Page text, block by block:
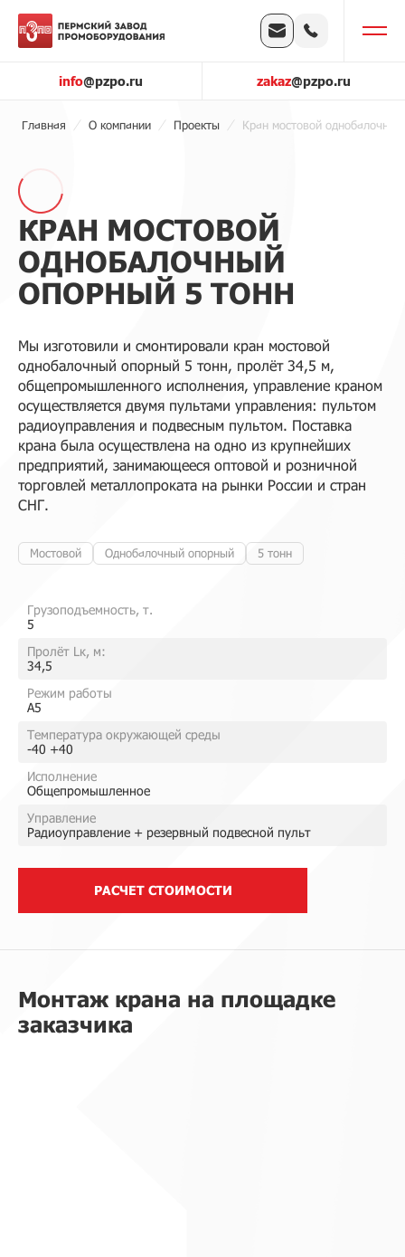
info@pzpo.ru zakaz@pzpo.ru
Главная О компании Проекты Кран мостовой
КРАН МОСТОВОЙ
ОДНОБАЛОЧНЫЙ
ОПОРНЫЙ 5 ТОНН
Мы изготовили и смонтировали кран мостовой
однобалочный опорный 5 тонн, пролёт 34,5 м,
общепромышленного исполнения, управление краном
осуществляется двумя пультами управления: пультом
радиоуправления и подвесным пультом. Поставка
крана была осуществлена на одно из крупнейших
предприятий, занимающееся оптовой и розничной
торговлей металлопроката на рынки России и стран
СНГ.
Мостовой Однобалочный опорный 5 тонн
Грузоподъемность, т.
5
Пролёт Lк, м:
34,5
Режим работы
A5
Температура окружающей среды
-40 +40
Исполнение
Общепромышленное
Управление
Радиоуправление + резервный подвесной пульт
РАСЧЕТ СТОИМОСТИ
Монтаж крана на площадке
заказчика